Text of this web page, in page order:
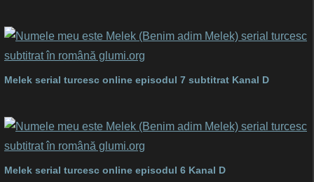
Melek serial turcesc online episodul 7 subtitrat Kanal D
Melek serial turcesc online episodul 6 Kanal D